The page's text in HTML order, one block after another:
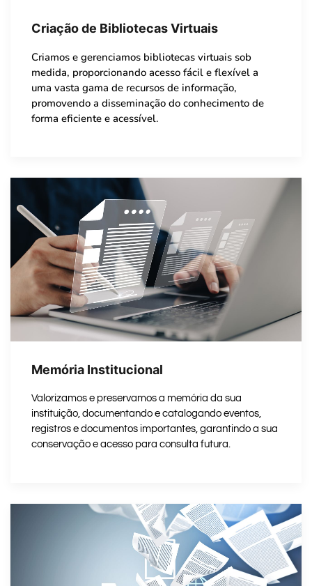
Criação de Bibliotecas Virtuais
Criamos e gerenciamos bibliotecas virtuais sob
medida, proporcionando acesso fácil e flexível a
uma vasta gama de recursos de informação,
promovendo a disseminação do conhecimento de
forma eficiente e acessível.
Memória Institucional
Valorizamos e preservamos a memória da sua
instituição, documentando e catalogando eventos,
registros e documentos importantes, garantindo a sua
conservação e acesso para consulta futura.